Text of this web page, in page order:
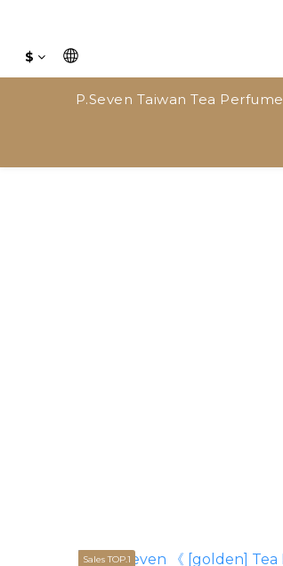
$
P.Seven Taiwan Tea Perfume
Sales TOP.1